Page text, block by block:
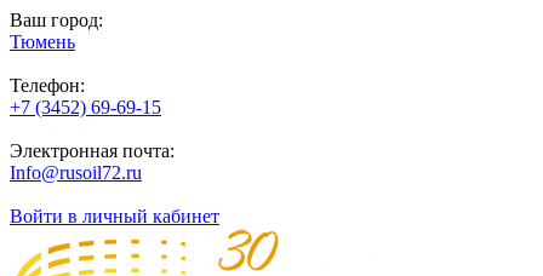
Ваш город:
Тюмень
Телефон:
+7 (3452) 69-69-15
Электронная почта:
Info@rusoil72.ru
Войти в личный кабинет